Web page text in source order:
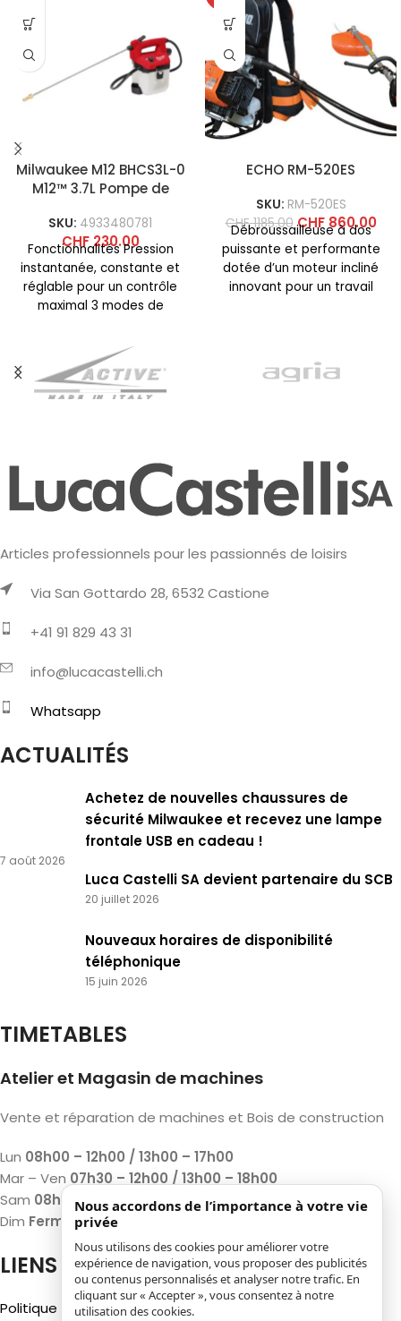
Milwaukee M12 BHCS3L-0
M12™ 3.7L Pompe de
SKU: 4933480781
CHF230.00
Fonctionnalités Pression
instantanée, constante et
réglable pour un contrôle
maximal 3 modes de
différentes applications
telles que
ECHO RM-520ES
SKU: RM-520ES
CHF1185.00 CHF860.00
Débroussailleuse à dos
puissante et performante
dotée d’un moteur incliné
innovant pour un travail
Articles professionnels pour les passionnés de loisirs
Via San Gottardo 28, 6532 Castione
+41 91 829 43 31
info@lucacastelli.ch
Whatsapp
ACTUALITÉS
Achetez de nouvelles chaussures de
sécurité Milwaukee et recevez une lampe
frontale USB en cadeau !
7 août 2026
Luca Castelli SA devient partenaire du SCB
20 juillet 2026
Nouveaux horaires de disponibilité
téléphonique
15 juin 2026
TIMETABLES
Atelier et Magasin de machines
Vente et réparation de machines et Bois de construction
Lun 08h00 – 12h00 / 13h00 – 17h00
Mar – Ven 07h30 – 12h00 / 13h00 – 18h00
Sam 08h00 – 12h00 / 13h00 – 17h00
Dim Fermé
LIENS
Politique de confidentialité
Nous accordons de l’importance à votre vie
privée
Nous utilisons des cookies pour améliorer votre
expérience de navigation, vous proposer des publicités
ou contenus personnalisés et analyser notre trafic. En
cliquant sur « Accepter », vous consentez à notre
utilisation des cookies.